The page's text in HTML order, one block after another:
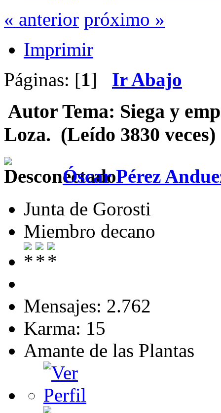
« anterior próximo »
Imprimir
Páginas: [1] Ir Abajo
Autor Tema: Siega y
Loza. (Leído 3830 veces)
Óscar Pérez
Junta de Gorosti
Miembro decano
Mensajes: 2.762
Karma: 15
Amante de las Plantas